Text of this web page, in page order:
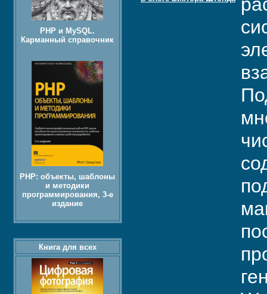
PHP и MySQL.
Карманный справочник
PHP: объекты, шаблоны
и методики
программирования, 3-е
издание
Книга для всех